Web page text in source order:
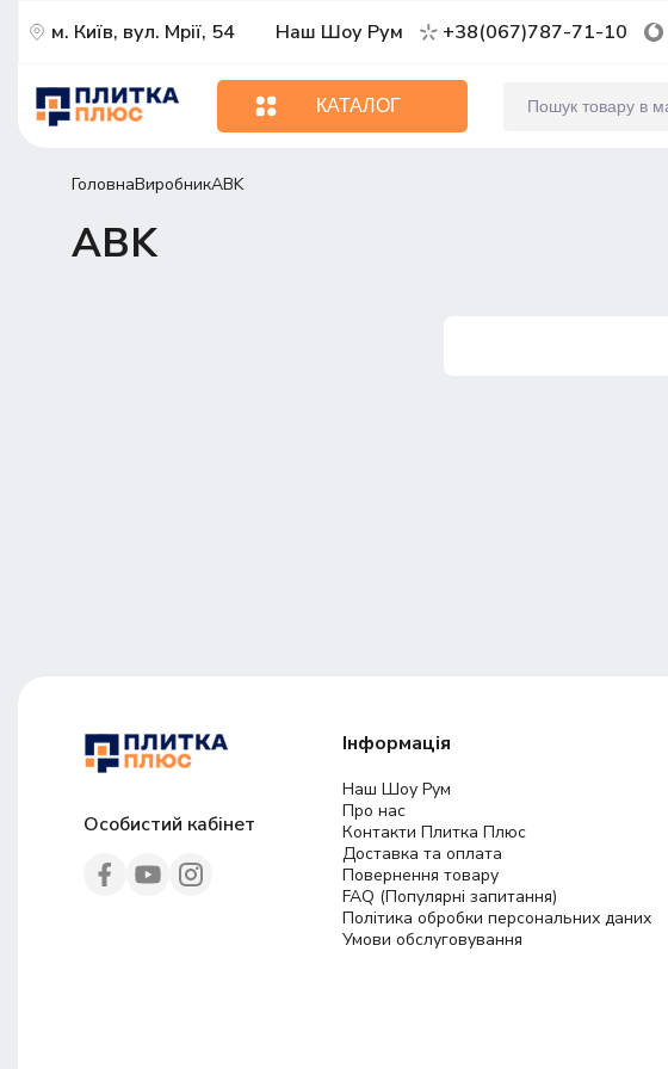
м. Київ, вул. Мрії, 54 Наш Шоу Рум +38(067)787-71-10
КАТАЛОГ
ГоловнаВиробникABK
ABK
Особистий кабінет
Інформація
Наш Шоу Рум
Про нас
Контакти Плитка Плюс
Доставка та оплата
Повернення товару
FAQ (Популярні запитання)
Політика обробки персональних даних
Умови обслуговування